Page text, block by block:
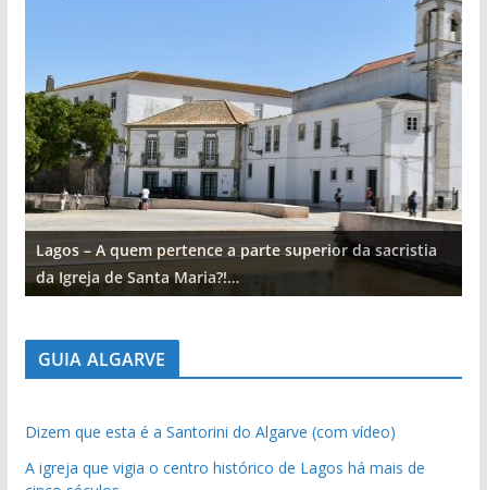
Lagos – A quem pertence a parte superior da sacristia
da Igreja de Santa Maria?!…
GUIA ALGARVE
Dizem que esta é a Santorini do Algarve (com vídeo)
A igreja que vigia o centro histórico de Lagos há mais de